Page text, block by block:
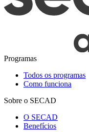
Programas
Todos os programas
Como funciona
Sobre o SECAD
O SECAD
Benefícios